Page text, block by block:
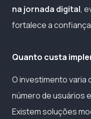
na jornada digital,
fortalece a
Quanto custa
O investimento varia
número de usuários
Existem soluções